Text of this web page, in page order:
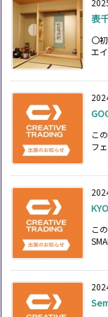
表
〇
エ
こ
フ
こ